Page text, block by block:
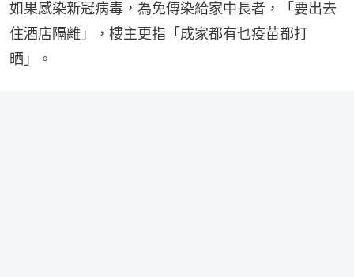
如果感染新冠病毒，為免傳染給家中長者，「要出去
住酒店隔離」，樓主更指「成家都有乜疫苗都打
晒」。